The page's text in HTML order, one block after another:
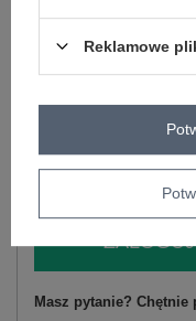
granatowy
Masz pytanie? Chętnie
Reklamowe